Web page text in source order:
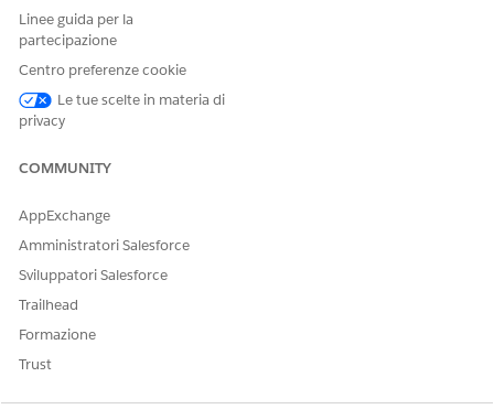
delle richieste di prestito.
Linee guida per la
partecipazione
Centro preferenze cookie
Le tue scelte in materia di
privacy
COMMUNITY
AppExchange
Amministratori Salesforce
Sviluppatori Salesforce
Trailhead
Formazione
Trust